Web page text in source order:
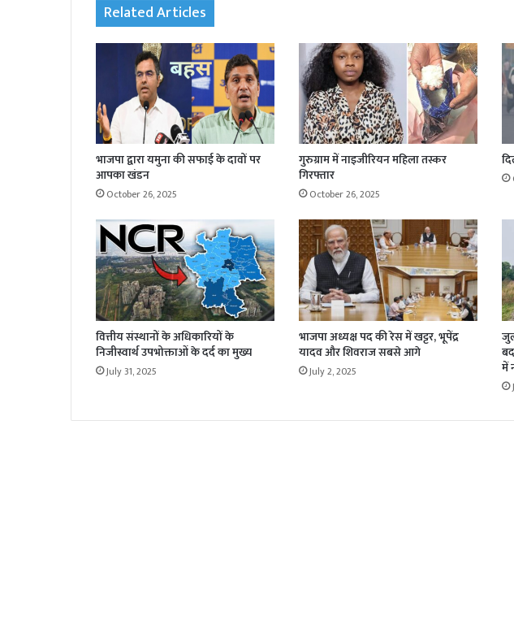
Related Articles
भाजपा द्वारा यमुना की सफाई के दावों पर
आपका खंडन
October 26, 2025
गुरुग्राम में नाइजीरियन महिला तस्कर
गिरफ्तार
October 26, 2025
वित्तीय संस्थानों के अधिकारियों के
निजीस्वार्थ उपभोक्ताओं के दर्द का मुख्य
July 31, 2025
भाजपा अध्यक्ष पद की रेस में खट्टर, भूपेंद्र
यादव और शिवराज सबसे आगे
July 2, 2025
में